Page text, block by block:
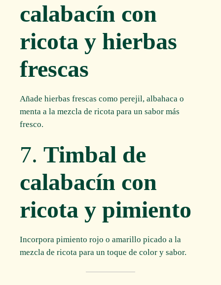
calabacín con
ricota y hierbas
frescas
Añade hierbas frescas como perejil, albahaca o
menta a la mezcla de ricota para un sabor más
fresco.
7.Timbal de
calabacín con
ricota y pimiento
Incorpora pimiento rojo o amarillo picado a la
mezcla de ricota para un toque de color y sabor.